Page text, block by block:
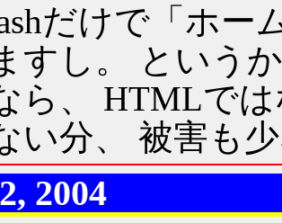
だけで「ホー
すし。 という
ら、 HTMLで
い分、 被害も
2004